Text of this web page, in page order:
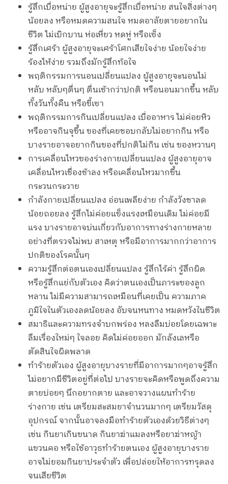
รู้สึกเบื่อหน่าย ผู้สูงอายุจะรู้สึกเบื่อหน่าย สนใจสิ่งต่างๆ
น้อยลง หรือหมดความสนใจ หมดอาลัยตายอยากใน
ชีวิต ไม่เบิกบาน ห่อเหี่ยว หดหู่ หรือเซ็ง
รู้สึกเศร้า ผู้สูงอายุจะเศร้าโศกเสียใจง่าย น้อยใจง่าย
ร้องไห้ง่าย รวมถึงมักรู้สึกท้อใจ
พฤติกรรมการนอนเปลี่ยนแปลง ผู้สูงอายุจะนอนไม่
หลับ หลับๆตื่นๆ ตื่นเช้ากว่าปกติ หรือนอนมากขึ้น หลับ
ทั้งวันทั้งคืน หรือขี้เซา
พฤติกรรมการกินเปลี่ยนแปลง เบื่ออาหาร ไม่ค่อยหิว
หรืออาจกินจุขึ้น ของที่เคยชอบกลับไม่อยากกิน หรือ
บางรายอาจอยากกินของที่ปกติไม่กิน เช่น ของหวานๆ
การเคลื่อนไหวของร่างกายเปลี่ยนแปลง ผู้สูงอายุอาจ
เคลื่อนไหวเชื่องช้าลง หรือเคลื่อนไหวมากขึ้น
กระวนกระวาย
กำลังกายเปลี่ยนแปลง อ่อนเพลียง่าย กำลังวังชาลด
น้อยถอยลง รู้สึกไม่ค่อยแข็งแรงเหมือนเดิม ไม่ค่อยมี
แรง บางรายอาจบ่นเกี่ยวกับอาการทางร่างกายหลาย
อย่างที่ตรวจไม่พบ สาเหตุ หรือมีอาการมากกว่าอาการ
ปกติของโรคนั้นๆ
ความรู้สึกต่อตนเองเปลี่ยนแปลง รู้สึกไร้ค่า รู้สึกผิด
หรือรู้สึกแย่กับตัวเอง คิดว่าตนเองเป็นภาระของลูก
หลาน ไม่มีความสามารถเหมือนที่เคยเป็น ความภาค
ภูมิใจในตัวเองลดน้อยลง อับจนหนทาง หมดหวังในชีวิต
สมาธิและความทรงจำบกพร่อง หลงลืมบ่อยโดยเฉพาะ
ลืมเรื่องใหม่ๆ ใจลอย คิดไม่ค่อยออก มักลังเลหรือ
ตัดสินใจผิดพลาด
ทำร้ายตัวเอง ผู้สูงอายุบางรายที่มีอาการมากๆอาจรู้สึก
ไม่อยากมีชีวิตอยู่ที่ต่อไป บางรายจะคิดหรือพูดถึงความ
ตายบ่อยๆ นึกอยากตาย และอาจวางแผนทำร้าย
ร่างกาย เช่น เตรียมสะสมยาจำนวนมากๆ เตรียมวัสดุ
อุปกรณ์ จากนั้นอาจลงมือทำร้ายตัวเองด้วยวิธีต่างๆ
เช่น กินยาเกินขนาด กินยาฆ่าแมลงหรือยาฆ่าหญ้า
แขวนคอ หรือใช้อาวุธทำร้ายตนเอง ผู้สูงอายุบางราย
อาจไม่ยอมกินยาประจำตัว เพื่อปล่อยให้อาการทรุดลง
จนเสียชีวิต